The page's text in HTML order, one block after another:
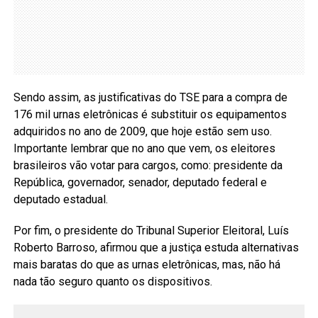
Sendo assim, as justificativas do TSE para a compra de
176 mil urnas eletrônicas é substituir os equipamentos
adquiridos no ano de 2009, que hoje estão sem uso.
Importante lembrar que no ano que vem, os eleitores
brasileiros vão votar para cargos, como: presidente da
República, governador, senador, deputado federal e
deputado estadual.
Por fim, o presidente do Tribunal Superior Eleitoral, Luís
Roberto Barroso, afirmou que a justiça estuda alternativas
mais baratas do que as urnas eletrônicas, mas, não há
nada tão seguro quanto os dispositivos.